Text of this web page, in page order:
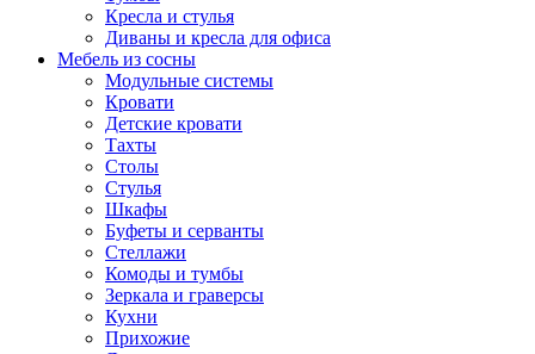
Кресла и стулья
Диваны и кресла для офиса
Мебель из сосны
Модульные системы
Кровати
Детские кровати
Тахты
Столы
Стулья
Шкафы
Буфеты и серванты
Стеллажи
Комоды и тумбы
Зеркала и граверсы
Кухни
Прихожие